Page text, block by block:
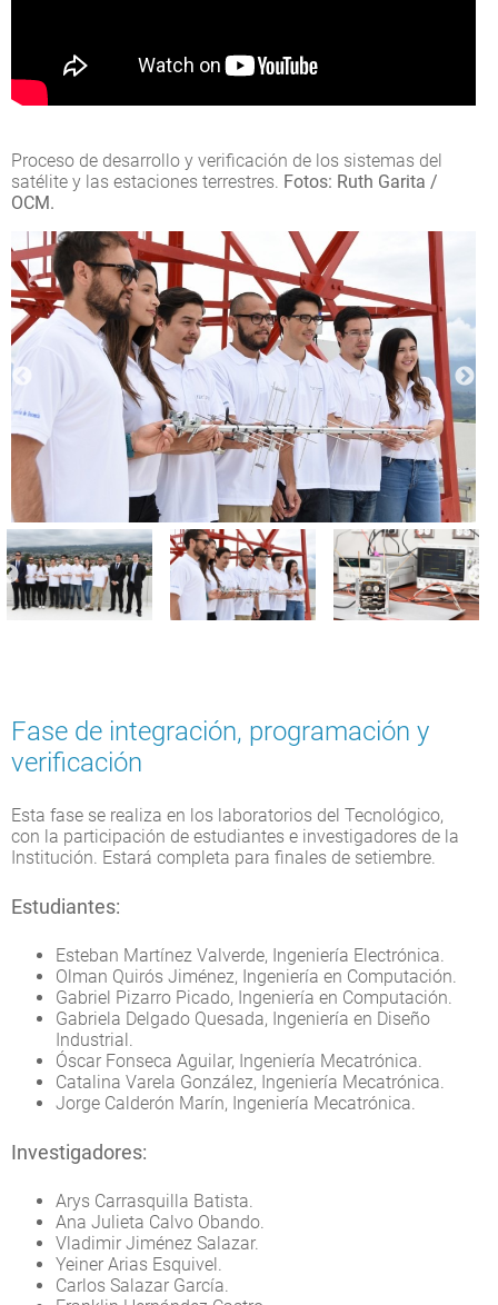
Proceso de desarrollo y verificación de los sistemas del
satélite y las estaciones terrestres. Fotos: Ruth Garita /
OCM.
Fase de integración, programación y
verificación
Esta fase se realiza en los laboratorios del Tecnológico,
con la participación de estudiantes e investigadores de la
Institución. Estará completa para finales de setiembre.
Estudiantes:
Esteban Martínez Valverde, Ingeniería Electrónica.
Olman Quirós Jiménez, Ingeniería en Computación.
Gabriel Pizarro Picado, Ingeniería en Computación.
Gabriela Delgado Quesada, Ingeniería en Diseño
Industrial.
Óscar Fonseca Aguilar, Ingeniería Mecatrónica.
Catalina Varela González, Ingeniería Mecatrónica.
Jorge Calderón Marín, Ingeniería Mecatrónica.
Investigadores:
Arys Carrasquilla Batista.
Ana Julieta Calvo Obando.
Vladimir Jiménez Salazar.
Yeiner Arias Esquivel.
Carlos Salazar García.